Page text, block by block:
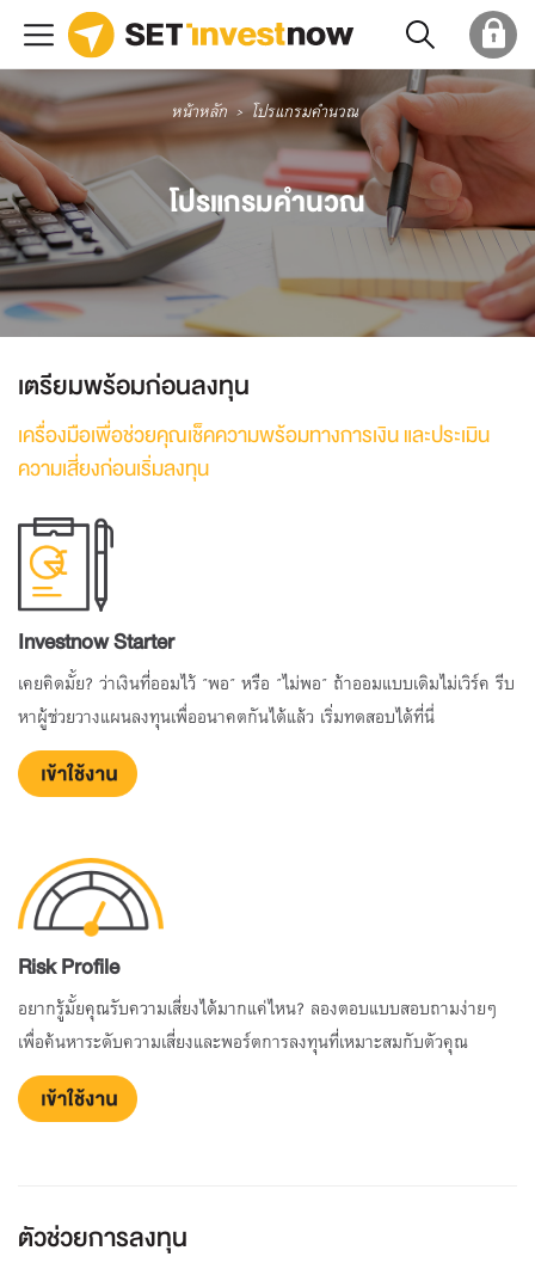
หน้าหลัก โปรแกรมคำนวณ
โปรแกรมคำนวณ
เตรียมพร้อมก่อนลงทุน
เครื่องมือเพื่อช่วยคุณเช็คความพร้อมทางการเงิน และประเมิน
ความเสี่ยงก่อนเริ่มลงทุน
Investnow Starter
เคยคิดมั้ย? ว่าเงินที่ออมไว้ "พอ" หรือ "ไม่พอ" ถ้าออมแบบเดิมไม่เวิร์ค รีบ
หาผู้ช่วยวางแผนลงทุนเพื่ออนาคตกันได้แล้ว เริ่มทดสอบได้ที่นี่
Risk Profile
อยากรู้มั้ยคุณรับความเสี่ยงได้มากแค่ไหน? ลองตอบแบบสอบถามง่ายๆ
เพื่อค้นหาระดับความเสี่ยงและพอร์ตการลงทุนที่เหมาะสมกับตัวคุณ
ตัวช่วยการลงทุน